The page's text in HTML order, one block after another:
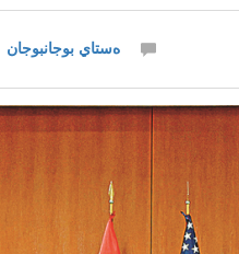
ەستاي بوجانبوجان